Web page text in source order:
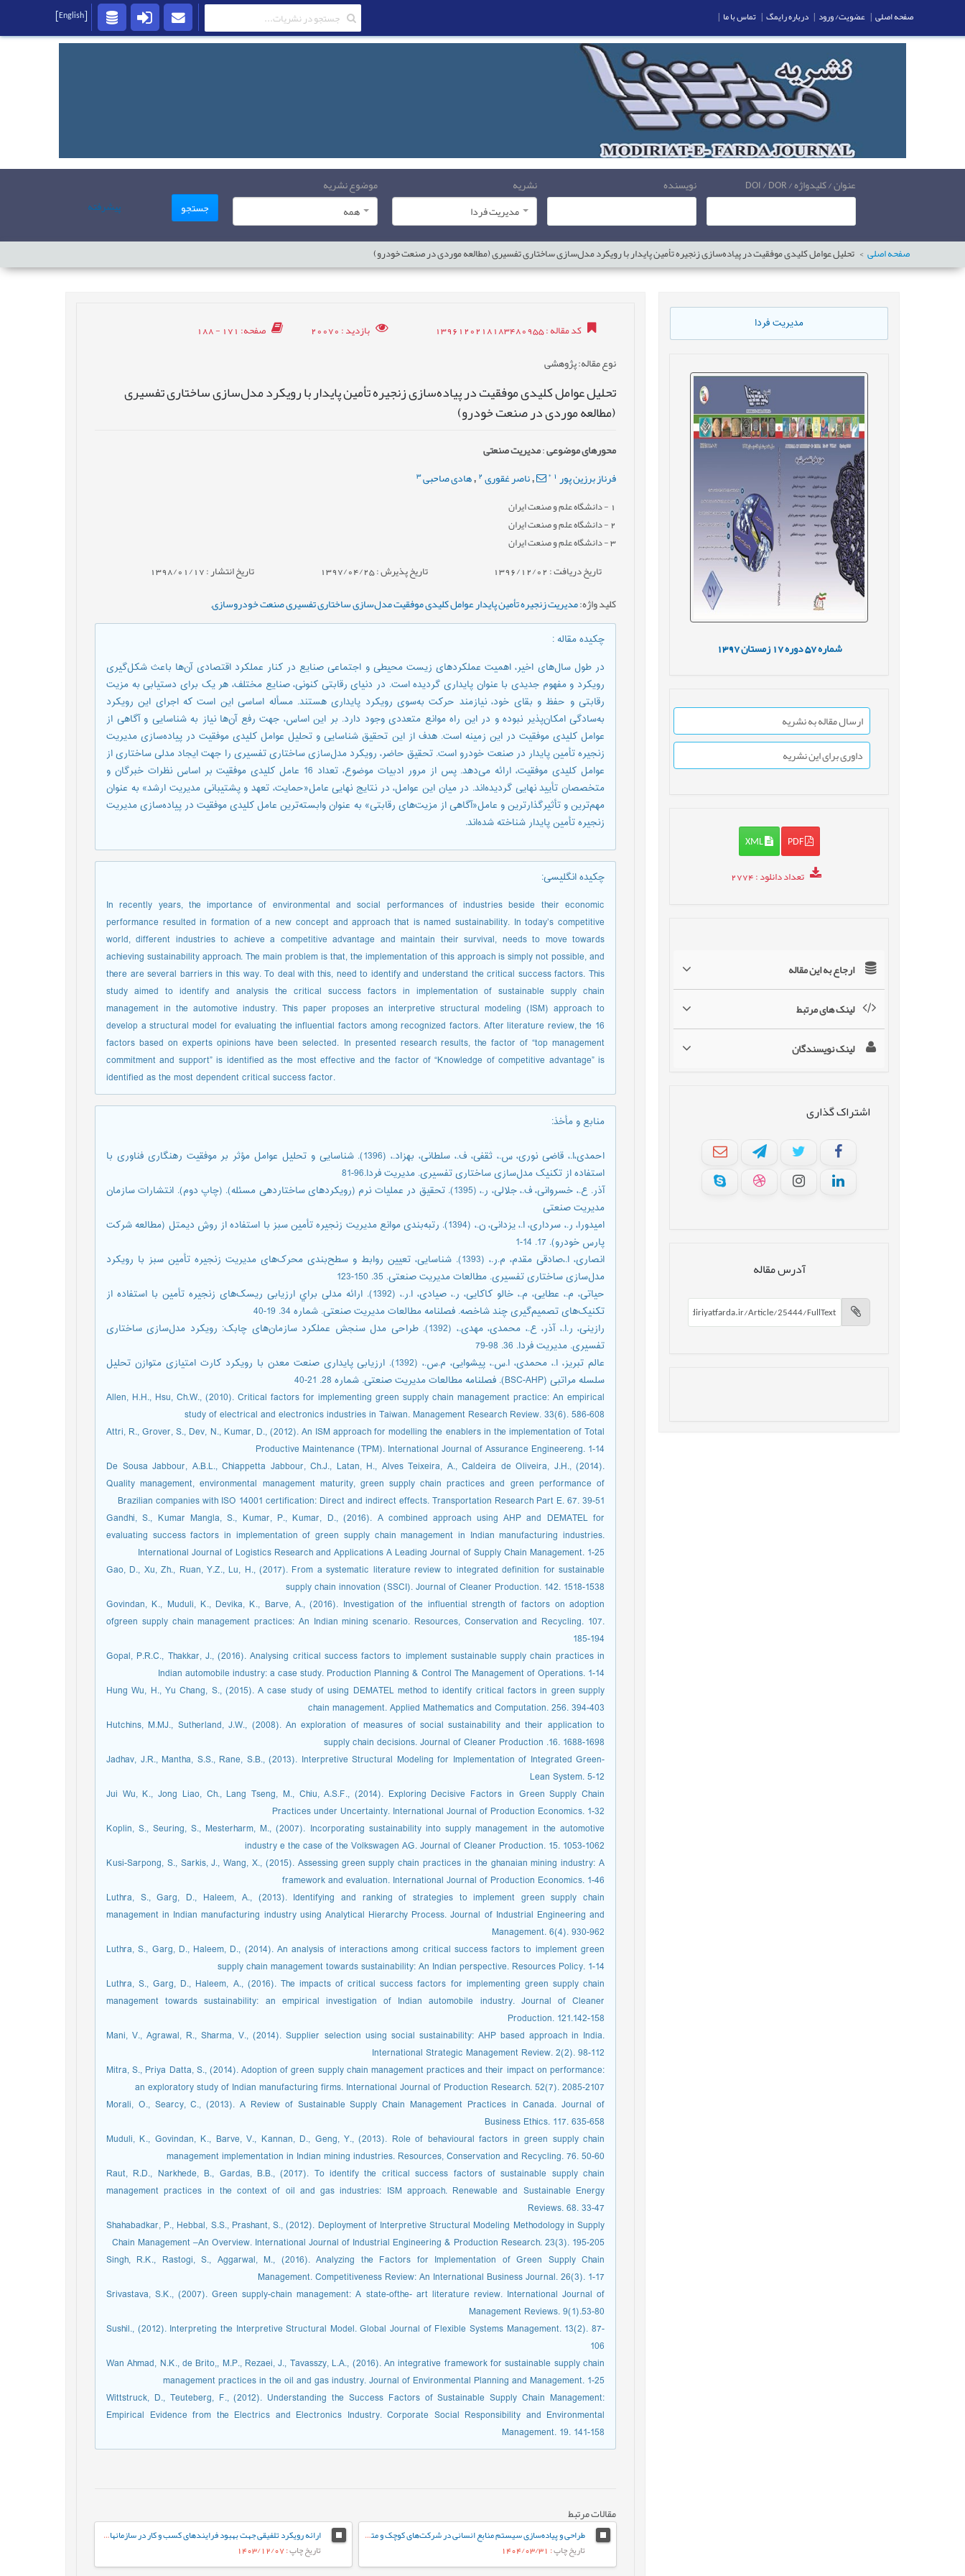
عنوان / کلیدواژه / DOI / DOR نویسنده
نشریه
مدیریت فردا
موضوع نشریه
همه
جستجو پیشرفته
صفحه اصلی تحلیل عوامل کلیدی موفقیت در پیاده‌سازی زنجیره تأمین پایدار با رویکرد مدل‌سازی ساختاری تفسیری (مطالعه موردی در صنعت خودرو)
مدیریت فردا
شماره57 دوره17 زمستان1397
ارسال مقاله به نشریه
داوری برای این نشریه
PDF
XML
تعداد دانلود: 2774
ارجاع به این مقاله
لینک های مرتبط
لینک نویسندگان
اشتراک گذاری
آدرس مقاله
کد مقاله: 1396120218183480955 بازدید: 20070 صفحه: 171 - 188
نوع مقاله: پژوهشی
تحلیل عوامل کلیدی موفقیت در پیاده‌سازی زنجیره تأمین پایدار با رویکرد مدل‌سازی ساختاری تفسیری
(مطالعه موردی در صنعت خودرو)
محورهای موضوعی:مدیریت صنعتی
فرناز برزین پور 1
*
,ناصر غقوری2
,هادی صاحبی3
1 - دانشگاه علم و صنعت ایران
2- دانشگاه علم و صنعت ایران
3- دانشگاه علم و صنعت ایران
تاریخ دریافت : 1396/12/02 تاریخ پذیرش : 1397/04/25 تاریخ انتشار : 1398/01/17
کلید واژه:مدیریت زنجیره تأمین پایدار عوامل کلیدی موفقیت مدل‌سازی ساختاری تفسیری صنعت خودروسازی,
چکیده مقاله:
در طول سال‌های اخیر، اهمیت عملکردهای زیست محیطی و اجتماعی صنایع در کنار عملکرد اقتصادی آن‌ها باعث شکل‌گیری
رویکرد و مفهوم جدیدی با عنوان پایداری گردیده است. در دنیای رقابتی کنونی، صنایع مختلف، هر یک برای دستیابی به مزیت
رقابتی و حفظ و بقای خود، نیازمند حرکت به‌سوی رویکرد پایداری هستند. مسأله اساسی این است که اجرای این رویکرد
به‌سادگی امکان‌پذیر نبوده و در این راه موانع متعددی وجود دارد. بر این اساس، جهت رفع آن‌ها نیاز به شناسایی و آگاهی از
عوامل کلیدی موفقیت در این زمینه است. هدف از این تحقیق شناسایی و تحلیل عوامل کلیدی موفقیت در پیاده‌سازی مدیریت
زنجیره تأمین پایدار در صنعت خودرو است. تحقیق حاضر، رویکرد مدل‌سازی ساختاری تفسیری را جهت ایجاد مدلی ساختاری از
عوامل کلیدی موفقیت، ارائه می‌دهد. پس از مرور ادبیات موضوع، تعداد 16 عامل کلیدی موفقیت بر اساس نظرات خبرگان و
متخصصان تأیید نهایی گردیده‌اند. در میان این عوامل، در نتایج نهایی عامل«حمایت، تعهد و پشتیبانی مدیریت ارشد» به عنوان
مهم‌ترین و تأثیرگذارترین و عامل«آگاهی از مزیت‌های رقابتی» به عنوان وابسته‌ترین عامل کلیدی موفقیت در پیاده‌سازی مدیریت
زنجیره تأمین پایدار شناخته شده‌اند.
چکیده انگلیسی:
In recently years, the importance of environmental and social performances of industries beside their economic
performance resulted in formation of a new concept and approach that is named sustainability. In today’s competitive
world, different industries to achieve a competitive advantage and maintain their survival, needs to move towards
achieving sustainability approach. The main problem is that, the implementation of this approach is simply not possible, and
there are several barriers in this way. To deal with this, need to identify and understand the critical success factors. This
study aimed to identify and analysis the critical success factors in implementation of sustainable supply chain
management in the automotive industry. This paper proposes an interpretive structural modeling (ISM) approach to
develop a structural model for evaluating the influential factors among recognized factors. After literature review, the 16
factors based on experts opinions have been selected. In presented research results, the factor of “top management
commitment and support” is identified as the most effective and the factor of “Knowledge of competitive advantage” is
identified as the most dependent critical success factor.
منابع و مأخذ:
احمدی،ا.، قاضی نوری، س.، ثقفی، ف.، سلطانی، بهزاد.، (1396). شناسایی و تحلیل عوامل مؤثر بر موفقیت رهنگاری فناوری با
استفاده از تکنیک مدل‌سازی ساختاری تفسیری. مدیریت فردا.96-81
آذر. ع.، خسروانی، ف.، جلالی، ر.، (1395). تحقیق در عملیات نرم (رویکردهای ساختاردهی مسئله). (چاپ دوم). انتشارات سازمان
مدیریت صنعتی
امیدورا، ر.، سرداری، ا.، یزدانی، ن.، (1394). رتبه‌بندی موانع مدیریت زنجیره تأمین سبز با استفاده از روش دیمتل (مطالعه شرکت
پارس خودرو). 17. 14-1
انصاری، ا.،صادقی مقدم، م.ر.، (1393). شناسایی، تعیین روابط و سطح‌بندی محرک‌های مدیریت زنجیره تأمین سبز با رویکرد
مدل‌سازی ساختاری تفسیری. مطالعات مدیریت صنعتی. 35. 150-123
حیاتی، م.، عطایی، م.، خالو کاکایی، ر.، صیادی، ا.ر.، (1392). ارائه مدلی براي ارزیابی ریسک‌های زنجیره تأمین با استفاده از
تکنیک‌های تصمیم‌گیری چند شاخصه. فصلنامه مطالعات مدیریت صنعتی. شماره 34. 19-40
رازینی، ر.ا.، آذر، ع.، محمدی، مهدی.، (1392). طراحی مدل سنجش عملکرد سازمان‌های چابک: رویکرد مدل‌سازی ساختاری
تفسیری. مدیریت فردا. 36. 98-79
عالم تبریز، ا.، محمدی، ا.س.، پیشوایی، م.س.، (1392). ارزیابی پایداری صنعت معدن با رویکرد کارت امتیازی متوازن تحلیل
سلسله مراتبی (BSC-AHP). فصلنامه مطالعات مدیریت صنعتی. شماره 28. 21-40
Allen, H.H., Hsu, Ch.W., (2010). Critical factors for implementing green supply chain management practice: An empirical
study of electrical and electronics industries in Taiwan. Management Research Review. 33(6). 586-608
Attri, R., Grover, S., Dev, N., Kumar, D., (2012). An ISM approach for modelling the enablers in the implementation of Total
Productive Maintenance (TPM). International Journal of Assurance Engineereng. 1-14
De Sousa Jabbour, A.B.L., Chiappetta Jabbour, Ch.J., Latan, H., Alves Teixeira, A., Caldeira de Oliveira, J.H., (2014).
Quality management, environmental management maturity, green supply chain practices and green performance of
Brazilian companies with ISO 14001 certification: Direct and indirect effects. Transportation Research Part E. 67. 39-51
Gandhi, S., Kumar Mangla, S., Kumar, P., Kumar, D., (2016). A combined approach using AHP and DEMATEL for
evaluating success factors in implementation of green supply chain management in Indian manufacturing industries.
International Journal of Logistics Research and Applications A Leading Journal of Supply Chain Management. 1-25
Gao, D., Xu, Zh., Ruan, Y.Z., Lu, H., (2017). From a systematic literature review to integrated definition for sustainable
supply chain innovation (SSCI). Journal of Cleaner Production. 142. 1518-1538
Govindan, K., Muduli, K., Devika, K., Barve, A., (2016). Investigation of the influential strength of factors on adoption
ofgreen supply chain management practices: An Indian mining scenario. Resources, Conservation and Recycling. 107.
185-194
Gopal, P.R.C., Thakkar, J., (2016). Analysing critical success factors to implement sustainable supply chain practices in
Indian automobile industry: a case study. Production Planning & Control The Management of Operations. 1-14
Hung Wu, H., Yu Chang, S., (2015). A case study of using DEMATEL method to identify critical factors in green supply
chain management. Applied Mathematics and Computation. 256. 394-403
Hutchins, M.MJ., Sutherland, J.W., (2008). An exploration of measures of social sustainability and their application to
supply chain decisions. Journal of Cleaner Production .16. 1688-1698
Jadhav, J.R., Mantha, S.S., Rane, S.B., (2013). Interpretive Structural Modeling for Implementation of Integrated Green-
Lean System. 5-12
Jui Wu, K., Jong Liao, Ch., Lang Tseng, M., Chiu, A.S.F., (2014). Exploring Decisive Factors in Green Supply Chain
Practices under Uncertainty. International Journal of Production Economics. 1-32
Koplin, S., Seuring, S., Mesterharm, M., (2007). Incorporating sustainability into supply management in the automotive
industry e the case of the Volkswagen AG. Journal of Cleaner Production. 15. 1053-1062
Kusi-Sarpong, S., Sarkis, J., Wang, X., (2015). Assessing green supply chain practices in the ghanaian mining industry: A
framework and evaluation. International Journal of Production Economics. 1-46
Luthra, S., Garg, D., Haleem, A., (2013). Identifying and ranking of strategies to implement green supply chain
management in Indian manufacturing industry using Analytical Hierarchy Process. Journal of Industrial Engineering and
Management. 6(4). 930-962
Luthra, S., Garg, D., Haleem, D., (2014). An analysis of interactions among critical success factors to implement green
supply chain management towards sustainability: An Indian perspective. Resources Policy. 1-14
Luthra, S., Garg, D., Haleem, A., (2016). The impacts of critical success factors for implementing green supply chain
management towards sustainability: an empirical investigation of Indian automobile industry. Journal of Cleaner
Production. 121.142-158
Mani, V., Agrawal, R., Sharma, V., (2014). Supplier selection using social sustainability: AHP based approach in India.
International Strategic Management Review. 2(2). 98-112
Mitra, S., Priya Datta, S., (2014). Adoption of green supply chain management practices and their impact on performance:
an exploratory study of Indian manufacturing firms. International Journal of Production Research. 52(7). 2085-2107
Morali, O., Searcy, C., (2013). A Review of Sustainable Supply Chain Management Practices in Canada. Journal of
Business Ethics. 117. 635-658
Muduli, K., Govindan, K., Barve, V., Kannan, D., Geng, Y., (2013). Role of behavioural factors in green supply chain
management implementation in Indian mining industries. Resources, Conservation and Recycling. 76. 50-60
Raut, R.D., Narkhede, B., Gardas, B.B., (2017). To identify the critical success factors of sustainable supply chain
management practices in the context of oil and gas industries: ISM approach. Renewable and Sustainable Energy
Reviews. 68. 33-47
Shahabadkar, P., Hebbal, S.S., Prashant, S., (2012). Deployment of Interpretive Structural Modeling Methodology in Supply
Chain Management –An Overview. International Journal of Industrial Engineering & Production Research. 23(3). 195-205
Singh, R.K., Rastogi, S., Aggarwal, M., (2016). Analyzing the Factors for Implementation of Green Supply Chain
Management. Competitiveness Review: An International Business Journal. 26(3). 1-17
Srivastava, S.K., (2007). Green supply-chain management: A state-ofthe- art literature review. International Journal of
Management Reviews. 9(1).53-80
Sushil., (2012). Interpreting the Interpretive Structural Model. Global Journal of Flexible Systems Management. 13(2). 87-
106
Wan Ahmad, N.K., de Brito,, M.P., Rezaei, J., Tavasszy, L.A., (2016). An integrative framework for sustainable supply chain
management practices in the oil and gas industry. Journal of Environmental Planning and Management. 1-25
Wittstruck, D., Teuteberg, F., (2012). Understanding the Success Factors of Sustainable Supply Chain Management:
Empirical Evidence from the Electrics and Electronics Industry. Corporate Social Responsibility and Environmental
Management. 19. 141-158
مقالات مرتبط
طراحی و پیاده‌سازی سیستم منابع انسانی در شرکت‌های کوچک و متوسط (SMEs) با رویکرد داده‌کاوی (مورد مطالعه: شرکت‌های کاشی و سرامیک استان یزد)
تاریخ چاپ: 1404/03/31
ارائه رویکرد تلفیقی جهت بهبود فرایندهای کسب و کار در سازمانهای خدماتی
تاریخ چاپ: 1403/12/07
صفحه اصلی | عضویت/ ورود | درباره رایمگ | تماس با ما |
[English]